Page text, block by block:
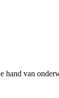
hand van